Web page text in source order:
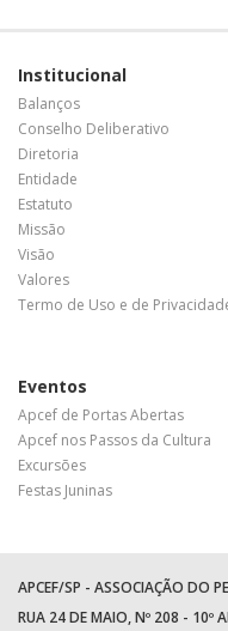
Institucional
Balanços
Conselho Deliberativo
Diretoria
Entidade
Estatuto
Missão
Visão
Valores
Termo de Uso e de
Eventos
Apcef de Portas Abertas
Apcef nos Passos da Cultura
Excursões
Festas Juninas
APCEF/SP - ASSOCIAÇÃO DO
RUA 24 DE MAIO, Nº 208 - 10º